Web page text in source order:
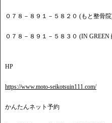
０７８－８９１－５８２０ (もと整骨
０７８－８９１－５８３０ (IN
HP
https://www.moto-seikotsuin111.com/
かんたんネット予約